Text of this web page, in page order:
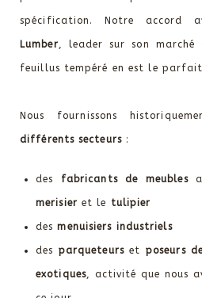
spécification. Notre accord
Lumber , leader sur son marché
feuillus tempéré en est le parfait
Nous fournissons
différents secteurs:
des fabricants de meubles
merisier et le tulipier
des menuisiers industriels
des parqueteurset poseurs
exotiques, activité que nous